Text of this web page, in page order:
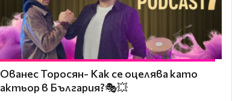
Ованес Торосян- Как се оцелява като
актьор в България?🎭💥